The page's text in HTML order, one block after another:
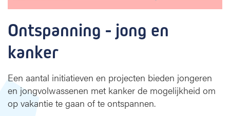
Ontspanning - jong en
kanker
Een aantal initiatieven en projecten bieden jongeren
en jongvolwassenen met kanker de mogelijkheid om
op vakantie te gaan of te ontspannen.